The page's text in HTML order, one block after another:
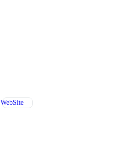
WebSite